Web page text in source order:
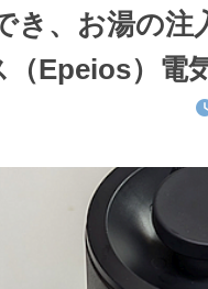
、お湯の注
Epeios）電